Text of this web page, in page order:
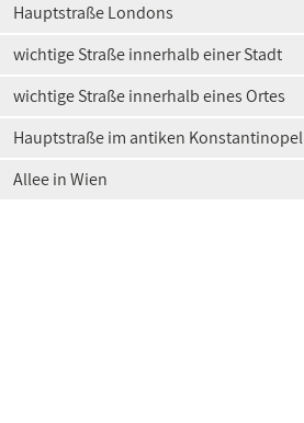
Hauptstraße Londons
wichtige Straße innerhalb einer Stadt
wichtige Straße innerhalb eines Ortes
Hauptstraße im antiken Konstantinopel
Allee in Wien